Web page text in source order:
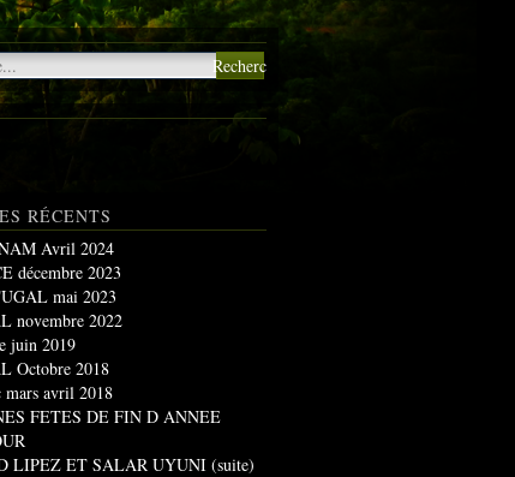
RÉCENTS
Avril 2024
décembre 2023
mai 2023
novembre 2022
juin 2019
Octobre 2018
mars avril 2018
FETES DE FIN D ANNEE
LIPEZ ET SALAR UYUNI (suite)